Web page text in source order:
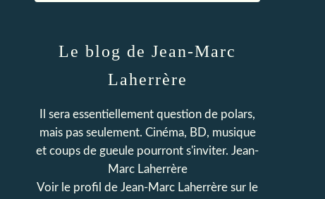
Le blog de Jean-Marc
Laherrère
Il sera essentiellement question de polars,
mais pas seulement. Cinéma, BD, musique
et coups de gueule pourront s'inviter. Jean-
Marc Laherrère
Voir le profil de Jean-Marc Laherrère sur le